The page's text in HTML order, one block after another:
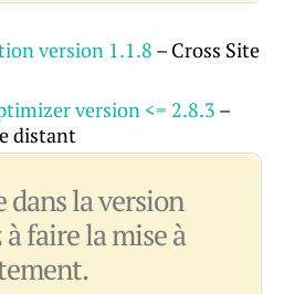
version 1.1.8 – Cross Site
version <= 2.8.3 –
distant
la version
faire la mise à